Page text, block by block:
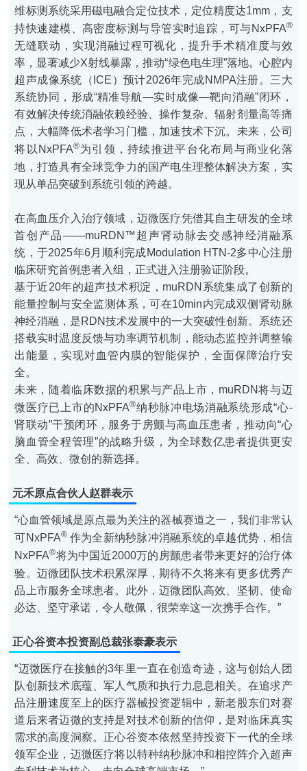
维标测系统采用磁电融合定位技术，定位精度达1mm，支
持快速建模、高密度标测与导管实时追踪，可与NxPFA®
无缝联动，实现消融过程可视化，提升手术精准度与效
率，显著减少X射线暴露，推动“绿色电生理”落地。心腔内
超声成像系统（ICE）预计2026年完成NMPA注册。三大
系统协同，形成“精准导航—实时成像—靶向消融”闭环，
有效解决传统消融依赖经验、操作复杂、辐射剂量高等痛
点，大幅降低术者学习门槛，加速技术下沉。未来，公司
将以NxPFA®为引领，持续推进平台化布局与商业化落
地，打造具有全球竞争力的国产电生理整体解决方案，实
现从单品突破到系统引领的跨越。
在高血压介入治疗领域，迈微医疗凭借其自主研发的全球
首创产品——muRDN™超声肾动脉去交感神经消融系
统，于2025年6月顺利完成Modulation HTN-2多中心注册
临床研究首例患者入组，正式进入注册验证阶段。
基于近20年的超声技术积淀，muRDN系统集成了创新的
能量控制与安全监测体系，可在10min内完成双侧肾动脉
神经消融，是RDN技术发展中的一大突破性创新。系统还
搭载实时温度反馈与功率调节机制，能动态监控并调整输
出能量，实现对血管内膜的智能保护，全面保障治疗安
全。
未来，随着临床数据的积累与产品上市，muRDN将与迈
微医疗已上市的NxPFA®纳秒脉冲电场消融系统形成“心-
肾联动”干预闭环，服务于房颤与高血压患者，推动向“心
脑血管全程管理”的战略升级，为全球数亿患者提供更安
全、高效、微创的新选择。
元禾原点合伙人赵群表示
“心血管领域是原点最为关注的器械赛道之一，我们非常认
可NxPFA®作为全新纳秒脉冲消融系统的卓越优势，相信
NxPFA®将为中国近2000万的房颤患者带来更好的治疗体
验。迈微团队技术积累深厚，期待不久将来有更多优秀产
品上市服务全球患者。此外，迈微团队高效、坚韧、使命
必达、坚守承诺，令人敬佩，很荣幸这一次携手合作。”
正心谷资本投资副总裁张泰豪表示
“迈微医疗在接触的3年里一直在创造奇迹，这与创始人团
队创新技术底蕴、军人气质和执行力息息相关。在追求产
品注册速度至上的医疗器械投资逻辑中，新老股东们对赛
道后来者迈微的支持是对技术创新的信仰，是对临床真实
需求的高度洞察。正心谷资本依然坚持投资下一代的全球
领军企业，迈微医疗将以特种纳秒脉冲和相控阵介入超声